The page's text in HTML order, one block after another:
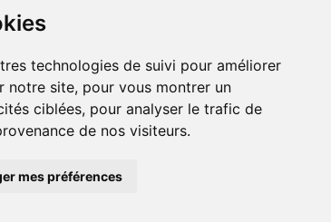
technologies de suivi pour améliorer
notre site, pour vous montrer un
ciblées, pour analyser le trafic de
de nos visiteurs.
mes préférences
les Médias sociaux
les dernières tendances et bons
plans !